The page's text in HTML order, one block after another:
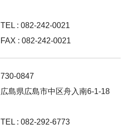
TEL : 082-242-0021
FAX : 082-242-0021
730-0847
広島県広島市中区舟入南6-1-18
TEL : 082-292-6773